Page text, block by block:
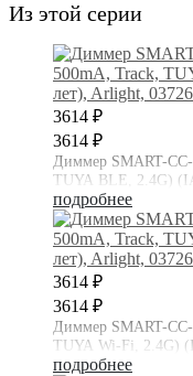
Из этой серии
3614 ₽
3614 ₽
Диммер SMART-
TUYA BLE, 2.4G)
подробнее
3614 ₽
3614 ₽
Диммер SMART-
TUYA Wi-Fi, 2.4G)
подробнее